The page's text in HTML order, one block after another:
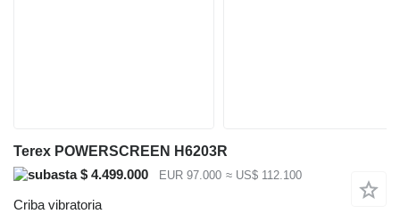
Terex POWERSCREEN H6203R
$ 4.499.000
EUR 97.000 ≈ US$ 112.100
Criba vibratoria